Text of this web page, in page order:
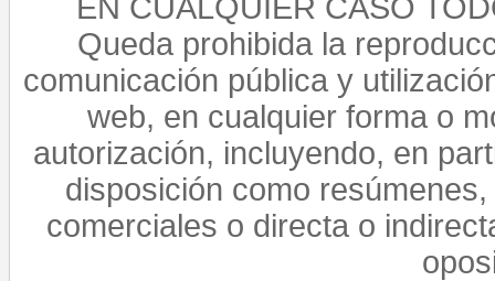
EN CUALQUIER CASO
Queda prohibida la
comunicación pública y
web, en cualquier forma o
autorización, incluyendo, en
disposición como
comerciales o directa o